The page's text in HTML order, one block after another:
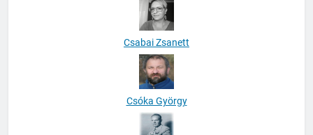
Csabai Zsanett
Csóka György